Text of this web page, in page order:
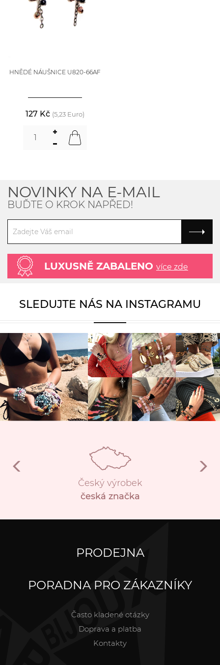
HNĚDÉ NÁUŠNICE U820-66AF
127 Kč (5,23 Euro)
NOVINKY NA E-MAIL
BUĎTE O KROK NAPŘED!
LUXUSNĚ ZABALENO více zde
SLEDUJTE NÁS NA INSTAGRAMU
Český výrobek
česká značka
PRODEJNA
PORADNA PRO ZÁKAZNÍKY
Často kladené otázky
Doprava a platba
Kontakty